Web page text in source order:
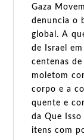
Gaza
denuncia o
global. A
de Israel
centenas
moletom
corpo e a
quente e
da Que Isso
itens com